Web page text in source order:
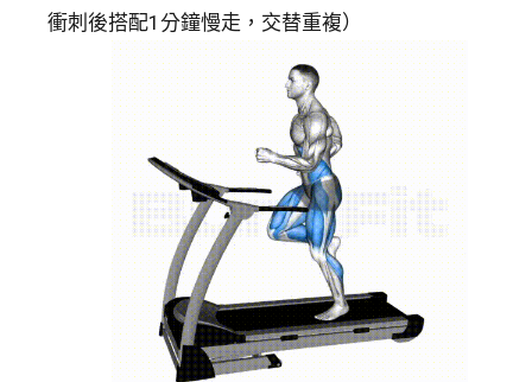
衝刺後搭配1分鐘慢走，交替重複）